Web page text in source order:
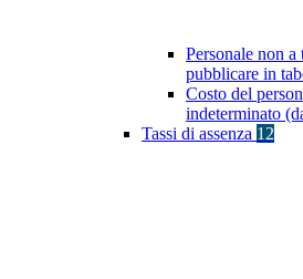
Personale non
pubblicare in
Costo del
indeterminato
Tassi di assenza 12